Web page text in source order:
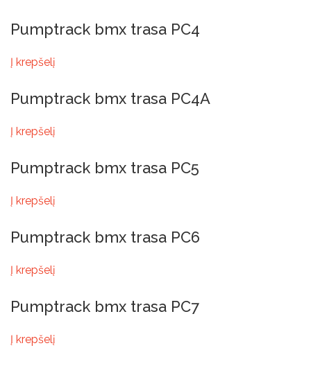
Pumptrack bmx trasa PC4
Į krepšelį
Pumptrack bmx trasa PC4A
Į krepšelį
Pumptrack bmx trasa PC5
Į krepšelį
Pumptrack bmx trasa PC6
Į krepšelį
Pumptrack bmx trasa PC7
Į krepšelį